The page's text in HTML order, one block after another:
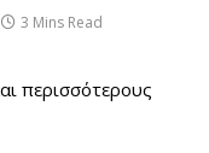
3 Mins Read
περισσότερους